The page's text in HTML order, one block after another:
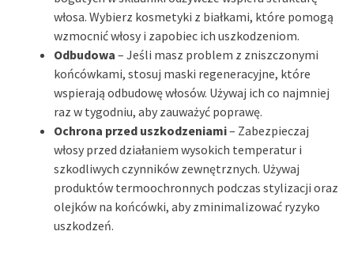
włosa. Wybierz kosmetyki z białkami, które pomogą
wzmocnić włosy i zapobiec ich uszkodzeniom.
Odbudowa – Jeśli masz problem z zniszczonymi
końcówkami, stosuj maski regeneracyjne, które
wspierają odbudowę włosów. Używaj ich co najmniej
raz w tygodniu, aby zauważyć poprawę.
Ochrona przed uszkodzeniami– Zabezpieczaj
włosy przed działaniem wysokich temperatur i
szkodliwych czynników zewnętrznych. Używaj
produktów termoochronnych podczas stylizacji oraz
olejków na końcówki, aby zminimalizować ryzyko
uszkodzeń.